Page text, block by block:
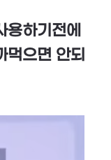
하기전에
먹으면 안되